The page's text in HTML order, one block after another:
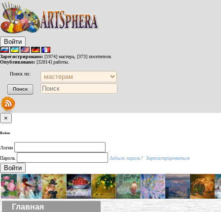
Войти
Зарегистрировано: [1974] мастера, [373] посетителя.
Опубликовано: [32814] работы.
Поиск по:
×
Войти
Логин
Пароль
Забыли пароль? Зарегистрироваться
Войти
Главная